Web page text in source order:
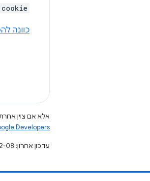
כוונה
אלא אם צוין
Developers‏
עדכון אחרון: 2018-02-08 (שעון UTC).